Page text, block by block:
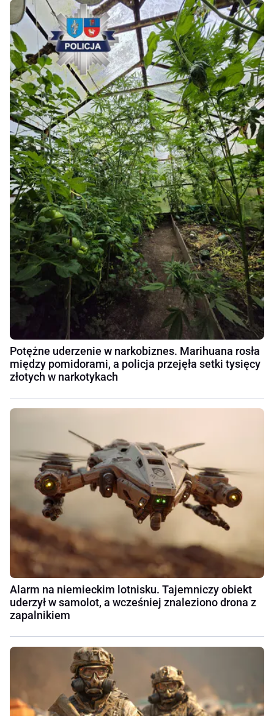
Potężne uderzenie w narkobiznes. Marihuana rosła
między pomidorami, a policja przejęła setki tysięcy
złotych w narkotykach
Alarm na niemieckim lotnisku. Tajemniczy obiekt
uderzył w samolot, a wcześniej znaleziono drona z
zapalnikiem